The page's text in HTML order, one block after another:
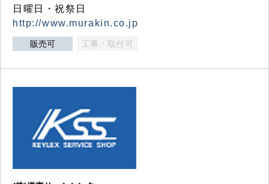
日曜日・祝祭日
http://www.murakin.co.jp
販売可 工事・取付可